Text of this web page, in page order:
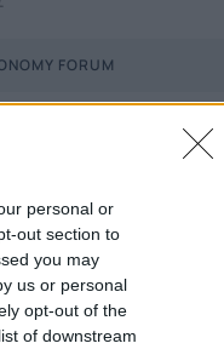
personal or
out section to
you may
us or personal
opt-out of the
of downstream
FORUM